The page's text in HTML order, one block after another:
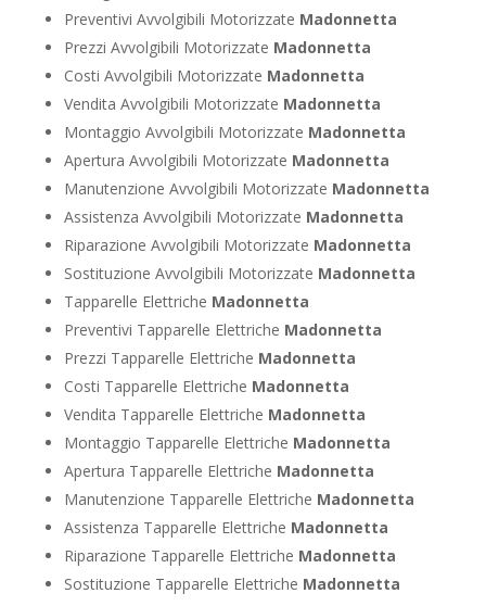
Preventivi Avvolgibili Motorizzate Madonnetta
Prezzi Avvolgibili Motorizzate Madonnetta
Costi Avvolgibili Motorizzate Madonnetta
Vendita Avvolgibili Motorizzate Madonnetta
Montaggio Avvolgibili Motorizzate Madonnetta
Apertura Avvolgibili Motorizzate Madonnetta
Manutenzione Avvolgibili Motorizzate Madonnetta
Assistenza Avvolgibili Motorizzate Madonnetta
Riparazione Avvolgibili Motorizzate Madonnetta
Sostituzione Avvolgibili Motorizzate Madonnetta
Tapparelle Elettriche Madonnetta
Preventivi Tapparelle Elettriche Madonnetta
Prezzi Tapparelle Elettriche Madonnetta
Costi Tapparelle Elettriche Madonnetta
Vendita Tapparelle Elettriche Madonnetta
Montaggio Tapparelle Elettriche Madonnetta
Apertura Tapparelle Elettriche Madonnetta
Manutenzione Tapparelle Elettriche Madonnetta
Assistenza Tapparelle Elettriche Madonnetta
Riparazione Tapparelle Elettriche Madonnetta
Sostituzione Tapparelle Elettriche Madonnetta